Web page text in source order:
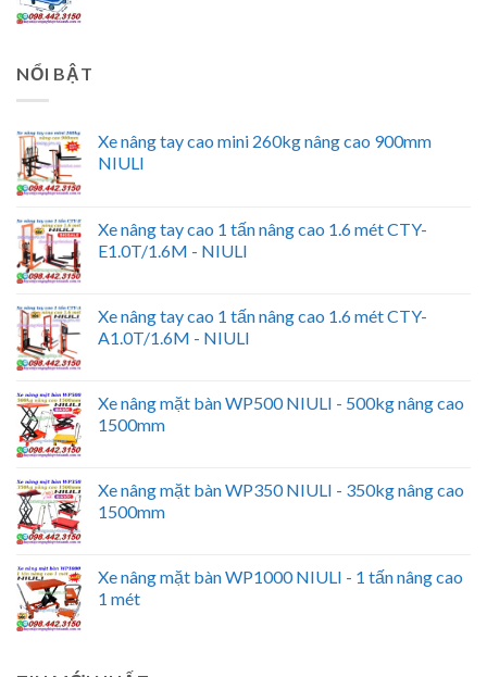
NỔI BẬT
Xe nâng tay cao mini 260kg nâng cao 900mm
NIULI
Xe nâng tay cao 1 tấn nâng cao 1.6 mét CTY-
E1.0T/1.6M - NIULI
Xe nâng tay cao 1 tấn nâng cao 1.6 mét CTY-
A1.0T/1.6M - NIULI
Xe nâng mặt bàn WP500 NIULI - 500kg nâng cao
1500mm
Xe nâng mặt bàn WP350 NIULI - 350kg nâng cao
1500mm
Xe nâng mặt bàn WP1000 NIULI - 1 tấn nâng cao
1 mét